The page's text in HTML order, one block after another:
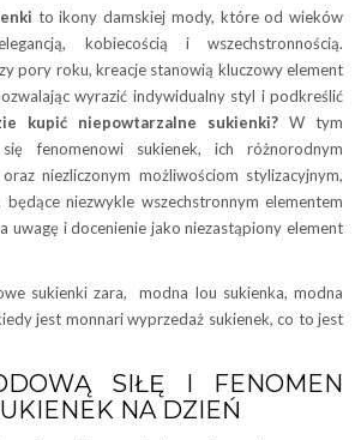
to ikony damskiej mody, które od wieków
kobiecością i wszechstronnością.
pory roku, kreacje stanowią kluczowy element
wyrazić indywidualny styl i podkreślić
kupić niepowtarzalne sukienki? W tym
fenomenowi sukienek, ich różnorodnym
niezliczonym możliwościom stylizacyjnym,
będące niezwykle wszechstronnym elementem
uwagę i docenienie jako niezastąpiony element
sukienki zara, modna lou sukienka, modna
jest monnari wyprzedaż sukienek, co to jest
SIŁĘ I FENOMEN
NA DZIEŃ